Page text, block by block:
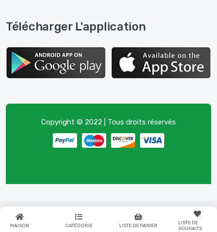
MAISON CATÉGORIE LISTE DE PANIER
LISTE DE
SOUHAITS
Télécharger L'application
Copyright © 2022 | Tous droits réservés